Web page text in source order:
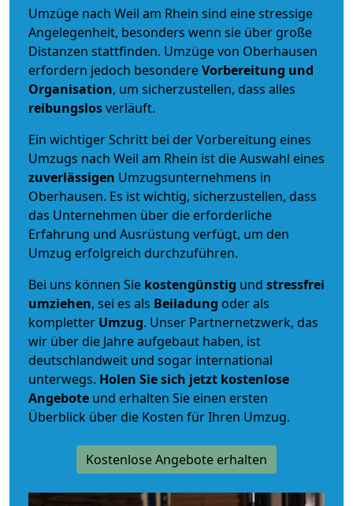
Umzüge nach Weil am Rhein sind eine stressige
Angelegenheit, besonders wenn sie über große
Distanzen stattfinden. Umzüge von Oberhausen
erfordern jedoch besondereVorbereitung und
Organisation, um sicherzustellen, dass alles
reibungslosverläuft.
Ein wichtiger Schritt bei der Vorbereitung eines
Umzugs nach Weil am Rhein ist die Auswahl eines
zuverlässigen Umzugsunternehmens in
Oberhausen. Es ist wichtig, sicherzustellen, dass
das Unternehmen über die erforderliche
Erfahrung und Ausrüstung verfügt, um den
Umzug erfolgreich durchzuführen.
Bei uns können Sie kostengünstig und stressfrei
umziehen, sei es als Beiladung oder als
kompletter Umzug. Unser Partnernetzwerk, das
wir über die Jahre aufgebaut haben, ist
deutschlandweit und sogar international
unterwegs. Holen Sie sich jetzt kostenlose
Angebote und erhalten Sie einen ersten
Überblick über die Kosten für Ihren Umzug.
Kostenlose Angebote erhalten